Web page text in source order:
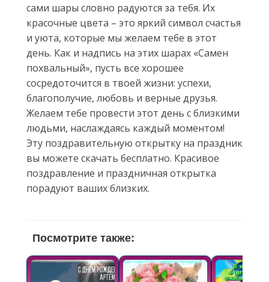
сами шары словно радуются за тебя. Их
красочные цвета – это яркий символ счастья
и уюта, которые мы желаем тебе в этот
день. Как и надпись на этих шарах «Самен
похвальный», пусть все хорошее
сосредоточится в твоей жизни: успехи,
благополучие, любовь и верные друзья.
Желаем тебе провести этот день с близкими
людьми, наслаждаясь каждый моментом!
Эту поздравительную открытку на праздник
вы можете скачать бесплатно. Красивое
поздравление и праздничная открытка
порадуют ваших близких.
Посмотрите также: